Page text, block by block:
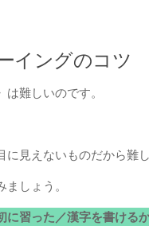
イングのコツ
難しいのです。
見えないものだから難し
しょう。
に習った／漢字を書ける